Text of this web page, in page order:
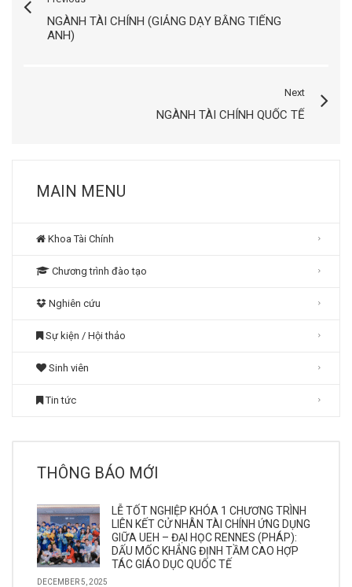
NGÀNH TÀI CHÍNH (GIẢNG DẠY BẰNG TIẾNG
ANH)
Next
NGÀNH TÀI CHÍNH QUỐC TẾ
MAIN MENU
Khoa Tài Chính
Chương trình đào tạo
Nghiên cứu
Sự kiện / Hội thảo
Sinh viên
Tin tức
THÔNG BÁO MỚI
LỄ TỐT NGHIỆP KHÓA 1 CHƯƠNG TRÌNH
LIÊN KẾT CỬ NHÂN TÀI CHÍNH ỨNG DỤNG
GIỮA UEH – ĐẠI HỌC RENNES (PHÁP):
DẤU MỐC KHẲNG ĐỊNH TẦM CAO HỢP
TÁC GIÁO DỤC QUỐC TẾ
DECEMBER 5, 2025